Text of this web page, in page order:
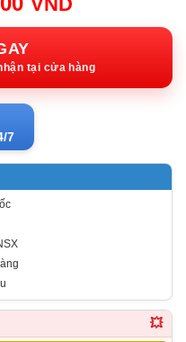
hiện
tại cửa hàng
7
💥